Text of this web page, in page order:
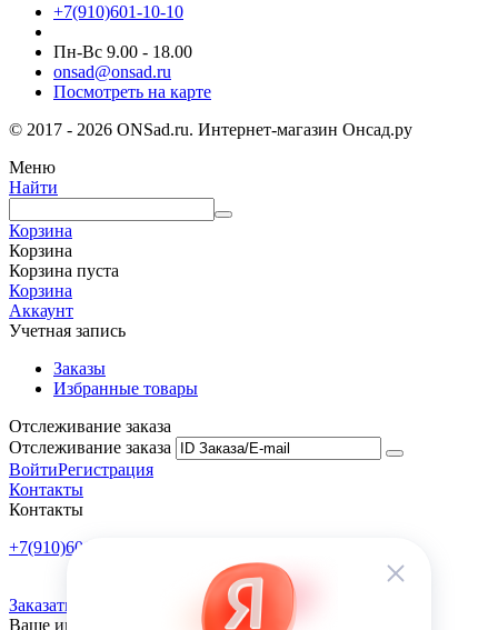
+7(910)601-10-10
Пн-Вс 9.00 - 18.00
onsad@onsad.ru
Посмотреть на карте
© 2017 - 2026 ONSad.ru. Интернет-магазин Онсад.ру
Меню
Найти
Корзина
Корзина
Корзина пуста
Корзина
Аккаунт
Учетная запись
Заказы
Избранные товары
Отслеживание заказа
Отслеживание заказа
ВойтиРегистрация
Контакты
Контакты
+7(910)601-10-10
Заказать обратный звонок
Ваше имя